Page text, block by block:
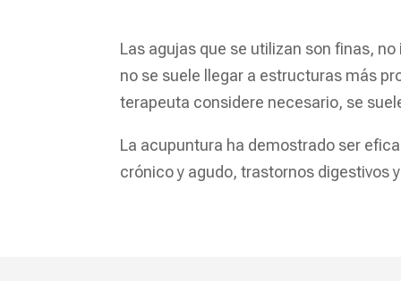
Las agujas que se utilizan son finas,
no se suele llegar a estructuras más
terapeuta considere necesario, se
La acupuntura ha demostrado ser
crónico y agudo, trastornos digestivos